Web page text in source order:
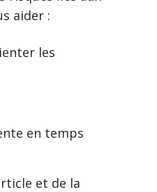
aider :
les
en temps
et de la